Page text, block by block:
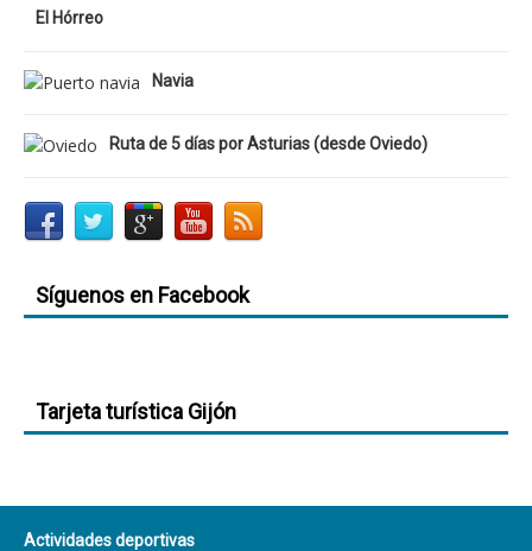
El Hórreo
Navia
Ruta de 5 días por Asturias (desde Oviedo)
Síguenos en Facebook
Tarjeta turística Gijón
Actividades deportivas